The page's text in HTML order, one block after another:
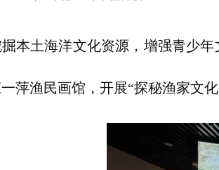
本土海洋文化资源，增强青少
萍渔民画馆，开展“探秘渔家文